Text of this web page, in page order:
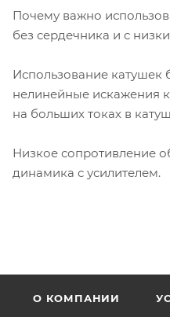
Почему важно
без сердечника и с
Использование катушек
нелинейные искажения
на больших токах в
Низкое сопротивление
динамика с усилителем.
О КОМПАНИИ